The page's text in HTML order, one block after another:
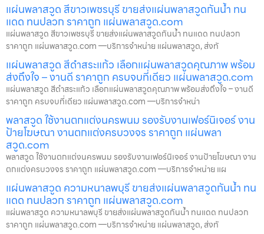
แผ่นพลาสวูด สีขาวเพชรบุรี ขายส่งแผ่นพลาสวูดกันน้ำ ทน
แดด ทนปลวก ราคาถูก แผ่นพลาสวูด.com
แผ่นพลาสวูด สีขาวเพชรบุรี ขายส่งแผ่นพลาสวูดกันน้ำ ทนแดด ทนปลวก
ราคาถูก แผ่นพลาสวูด.com —บริการจำหน่าย แผ่นพลาสวูด, ส่งทั
แผ่นพลาสวูด สีดำสระแก้ว เลือกแผ่นพลาสวูดคุณภาพ พร้อม
ส่งถึงใจ – งานดี ราคาถูก ครบจบที่เดียว แผ่นพลาสวูด.com
แผ่นพลาสวูด สีดำสระแก้ว เลือกแผ่นพลาสวูดคุณภาพ พร้อมส่งถึงใจ – งานดี
ราคาถูก ครบจบที่เดียว แผ่นพลาสวูด.com —บริการจำหน่า
พลาสวูด ใช้งานตกแต่งนครพนม รองรับงานเฟอร์นิเจอร์ งาน
ป้ายโฆษณา งานตกแต่งครบวงจร ราคาถูก แผ่นพลา
สวูด.com
พลาสวูด ใช้งานตกแต่งนครพนม รองรับงานเฟอร์นิเจอร์ งานป้ายโฆษณา งาน
ตกแต่งครบวงจร ราคาถูก แผ่นพลาสวูด.com —บริการจำหน่าย แผ
แผ่นพลาสวูด ความหนาลพบุรี ขายส่งแผ่นพลาสวูดกันน้ำ ทน
แดด ทนปลวก ราคาถูก แผ่นพลาสวูด.com
แผ่นพลาสวูด ความหนาลพบุรี ขายส่งแผ่นพลาสวูดกันน้ำ ทนแดด ทนปลวก
ราคาถูก แผ่นพลาสวูด.com —บริการจำหน่าย แผ่นพลาสวูด, ส่งทั